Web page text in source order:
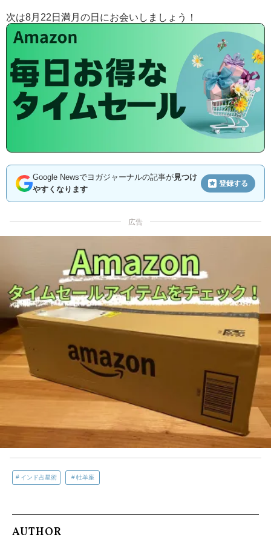
次は8月22日満月の日にお会いしましょう！
Google Newsでヨガジャーナルの記事が見つけ
やすくなります
登録する
広告
インド占星術 牡羊座
AUTHOR